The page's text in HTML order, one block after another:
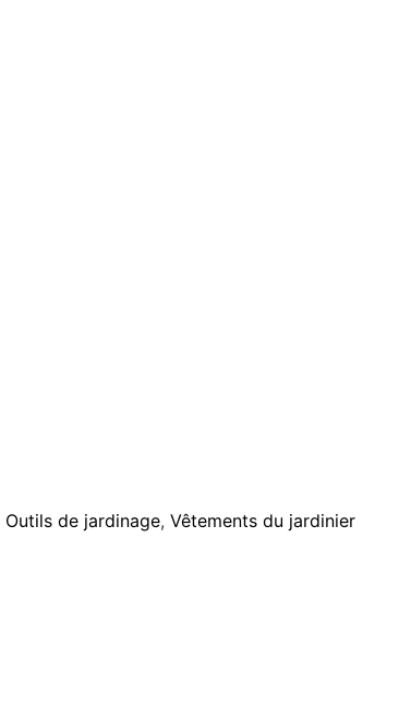
Outils de jardinage, Vêtements du jardinier